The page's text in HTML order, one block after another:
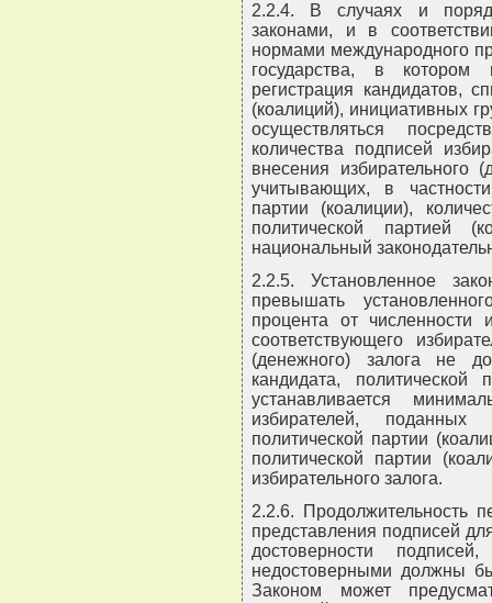
2.2.4. В случаях и
законами, и в
нормами международного
государства, в
регистрация кандидатов,
(коалиций), инициативных
осуществляться
количества подписей
внесения избирательного
учитывающих, в
партии (коалиции),
политической партией
национальный
2.2.5. Установленное
превышать
процента от численности
соответствующего
(денежного) залога не
кандидата,
устанавливается
избирателей,
политической партии
политической партии
избирательного залога.
2.2.6. Продолжительность
представления подписей
достоверности
недостоверными должны
Законом может